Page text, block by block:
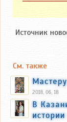
Источник
См. также
2018, 06, 18
В